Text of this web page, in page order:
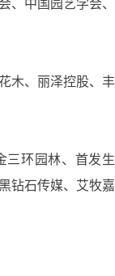
、中国园艺学会、
木、丽泽控股、丰
三环园林、首发生
钻石传媒、艾牧嘉